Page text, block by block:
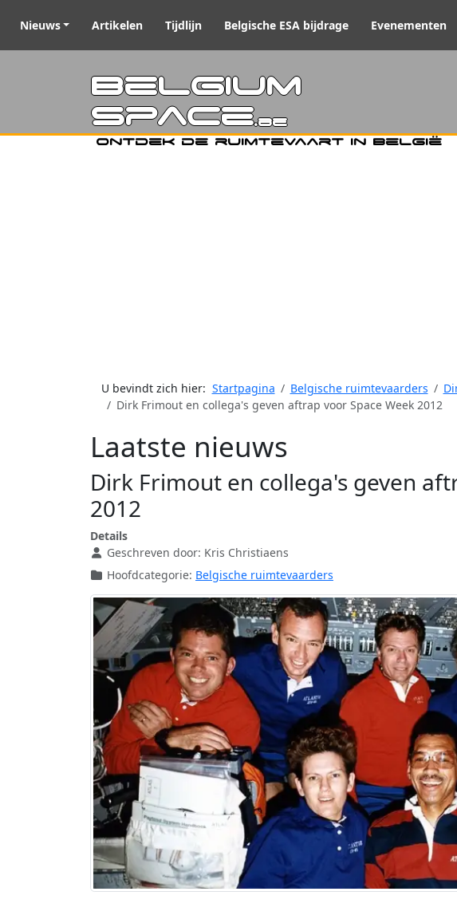
Nieuws Artikelen Tijdlijn Belgische ESA bijdrage Evenementen
Belgium
Space.be
Ontdek de ruimtevaart in België
U bevindt zich hier: Startpagina Belgische ruimtevaarders
Dirk Frimout en collega's geven aftrap voor Space Week 2012
Laatste nieuws
Dirk Frimout en collega's geven
2012
Details
Geschreven door: Kris Christiaens
Hoofdcategorie: Belgische ruimtevaarders